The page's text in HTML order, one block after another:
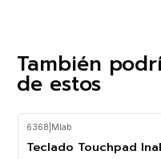
También
de estos
6368 Mlab
Teclado Touchpad